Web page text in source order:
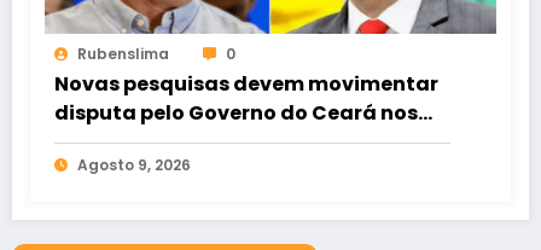
Rubenslima 0
Novas pesquisas devem movimentar
disputa pelo Governo do Ceará nos
próximos dias
Agosto 9, 2026